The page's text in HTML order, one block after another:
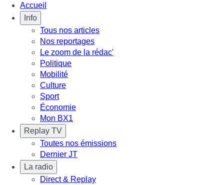
Accueil
Info
Tous nos articles
Nos reportages
Le zoom de la rédac'
Politique
Mobilité
Culture
Sport
Économie
Mon BX1
Replay TV
Toutes nos émissions
Dernier JT
La radio
Direct & Replay